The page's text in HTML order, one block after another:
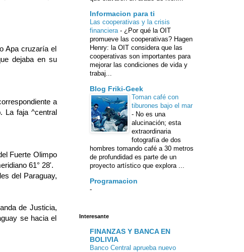
Apa cruzaría el
dejaba en su
a
La faja ^central
Fuerte Olim­po
61° 28'.
del Paraguay,
de Justicia,
se hacia el
Informacion para ti
Las cooperativas y la crisis
financiera - ¿Por qué la OIT
promueve las cooperativas? Hagen
Henry: la OIT considera que las
cooperativas son importantes para
mejorar las condiciones de vida y
trabaj...
Blog Friki-Geek
Toman café con
tiburones bajo el mar
- No es una
alucinación; esta
extraordinaria
fotografía de dos
hombres tomando café a 30 metros
de profundidad es parte de un
proyecto artístico que explora ...
Programacion
-
Interesante
FINANZAS Y BANCA EN
BOLIVIA
Banco Central aprueba nuevo